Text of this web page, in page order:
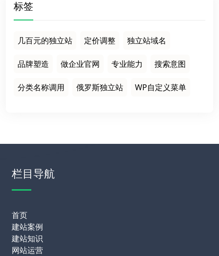
标签
几百元的独立站 定价调整 独立站域名
品牌塑造 做企业官网 专业能力 搜索意图
分类名称调用 俄罗斯独立站 WP自定义菜单
栏目导航
首页
建站案例
建站知识
网站运营